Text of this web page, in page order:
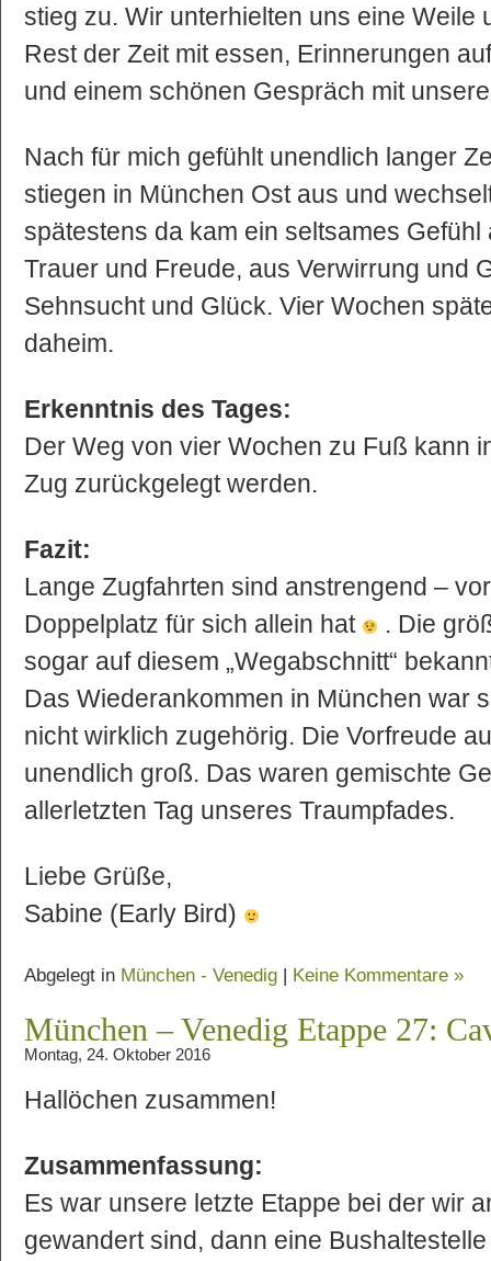
stieg zu. Wir unterhielten uns eine Weile
Rest der Zeit mit essen, Erinnerungen
und einem schönen Gespräch mit
Nach für mich gefühlt unendlich langer
stiegen in München Ost aus und
spätestens da kam ein seltsames
Trauer und Freude, aus Verwirrung und
Sehnsucht und Glück. Vier Wochen
daheim.
Erkenntnis des Tages:
Der Weg von vier Wochen zu Fuß kann
Zug zurückgelegt werden.
Fazit:
Lange Zugfahrten sind anstrengend –
Doppelplatz für sich allein hat
. Die
sogar auf diesem „Wegabschnitt“
Das Wiederankommen in München war
nicht wirklich zugehörig. Die Vorfreude
unendlich groß. Das waren gemischte
allerletzten Tag unseres Traumpfades.
Liebe Grüße,
Sabine (Early Bird)
Abgelegt in München - Venedig | Keine Kommentare »
München – Venedig Etappe 27:
Montag, 24. Oktober 2016
Hallöchen zusammen!
Zusammenfassung:
Es war unsere letzte Etappe bei der wir
gewandert sind, dann eine